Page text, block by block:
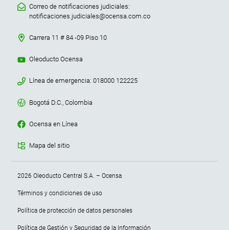
Correo de notificaciones judiciales:
notificaciones.judiciales@ocensa.com.co
Carrera 11 # 84 -09 Piso 10
Oleoducto Ocensa
Línea de emergencia: 018000 122225
Bogotá D.C., Colombia
Ocensa en Línea
Mapa del sitio
2026 Oleoducto Central S.A. – Ocensa
Términos y condiciones de uso
Política de protección de datos personales
Política de Gestión y Seguridad de la Información